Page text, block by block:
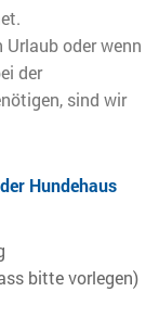
Urlaub oder wenn
der
sind wir
Hundehaus
bitte vorlegen)